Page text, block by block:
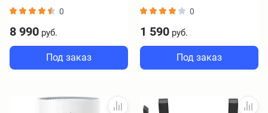
0
8 990 руб.
Под заказ
0
1 590 руб.
Под заказ